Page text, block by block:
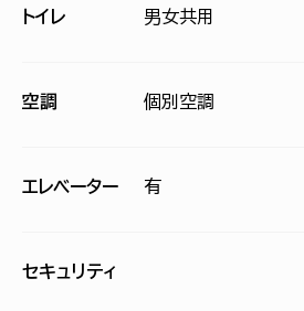
トイレ 男女共用
空調 個別空調
エレベーター 有
セキュリティ